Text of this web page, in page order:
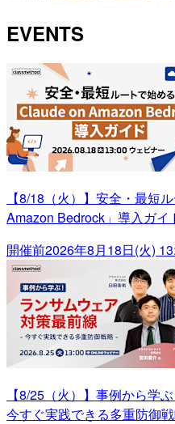
EVENTS
【8/18（火）】安全・最短
Amazon Bedrock」導入ガイ
開催前2026年8月18日(火)
【8/25（火）】事例から学
今すぐ実践できる多重防御